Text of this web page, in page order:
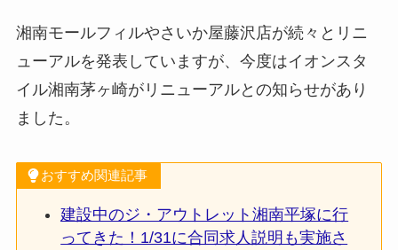
湘南モールフィルやさいか屋藤沢店が続々とリニ
ューアルを発表していますが、今度はイオンスタ
イル湘南茅ヶ崎がリニューアルとの知らせがあり
ました。
おすすめ関連記事
建設中のジ・アウトレット湘南平塚に行
ってきた！1/31に合同求人説明も実施さ